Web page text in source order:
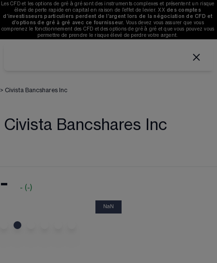
Les CFD et les options de gré à gré sont des instruments complexes et présentent un risque
élevé de perte rapide en capital en raison de l’effet de levier. XX des comptes
d’investisseurs particuliers perdent de l’argent lors de la négociation de CFD et
d’options de gré à gré avec ce fournisseur. Vous devez vous assurer que vous
comprenez le fonctionnement des CFD et des options de gré à gré et que vous pouvez vous
permettre de prendre le risque élevé de perdre votre argent.
> Civista Bancshares Inc
Civista Bancshares Inc
- - (-)
NaN